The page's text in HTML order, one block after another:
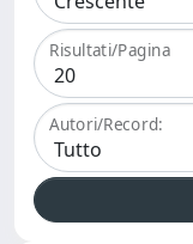
Risultati/Pagina
Autori/Record: